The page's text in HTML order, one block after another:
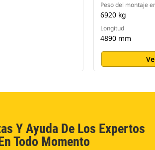
Peso del montaje
6920 kg
Longitud
4890 mm
Y Ayuda De Los Expertos
Todo Momento